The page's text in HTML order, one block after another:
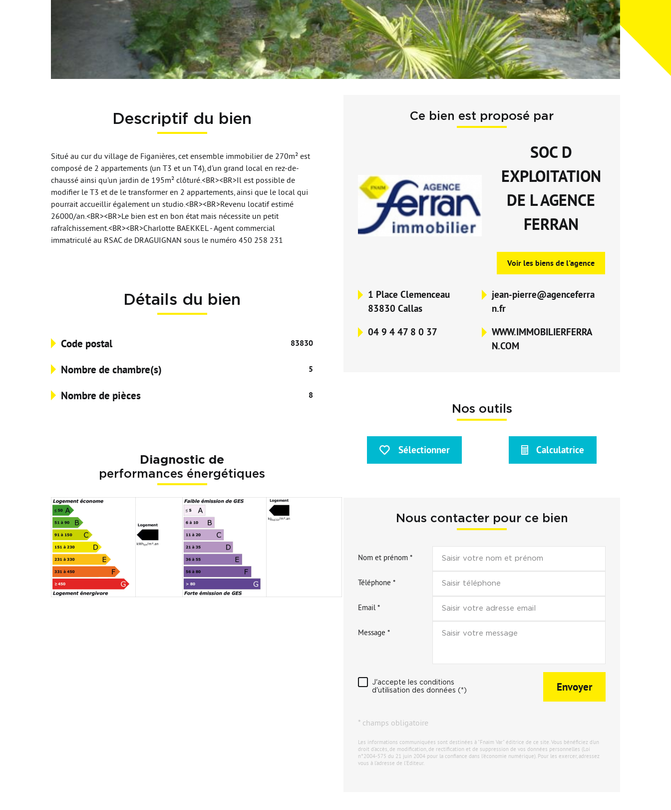
Descriptif du bien
Situé au cur du village de Figanières, cet ensemble immobilier de 270m² est
composé de 2 appartements (un T3 et un T4), d'un grand local en rez-de-
chaussé ainsi qu'un jardin de 195m² clôturé.<BR><BR>Il est possible de
modifier le T3 et de le transformer en 2 appartements, ainsi que le local qui
pourrait accueillir également un studio.<BR><BR>Revenu locatif estimé
26000/an.<BR><BR>Le bien est en bon état mais nécessite un petit
rafraîchissement.<BR><BR>Charlotte BAEKKEL - Agent commercial
immatriculé au RSAC de DRAGUIGNAN sous le numéro 450 258 231
Détails du bien
Code postal 83830
Nombre de chambre(s) 5
Nombre de pièces 8
Diagnostic de
performances énergétiques
Ce bien est proposé par
SOC D
EXPLOITATION
DE L AGENCE
FERRAN
Voir les biens de l'agence
1 Place Clemenceau
83830 Callas
04 9 4 47 8 0 37
jean-pierre@agenceferra
n.fr
WWW.IMMOBILIERFERRA
N.COM
Nos outils
Sélectionner Calculatrice
Nous contacter pour ce bien
Nom et prénom *
Téléphone *
Email *
Message *
J'accepte les conditions
d'utilisation des données (*)
Envoyer
* champs obligatoire
Les informations communiquées sont destinées à "Fnaim Var" éditrice de ce site. Vous bénéficiez d'un
droit d'accès, de modification, de rectification et de suppression de vos données personnelles (Loi
n°2004-575 du 21 juin 2004 pour la confiance dans l'économie numérique). Pour les exercer, adressez
vous à l’adresse de l’Editeur.